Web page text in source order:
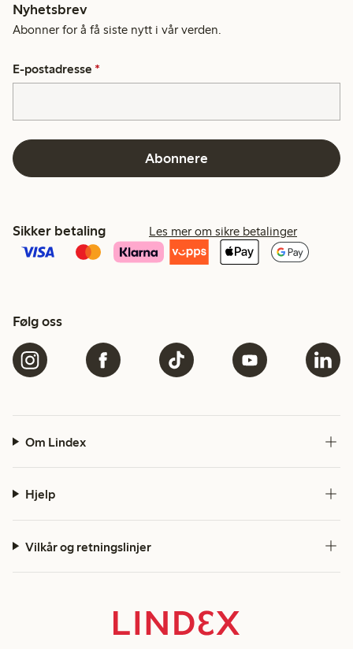
Nyhetsbrev
Abonner for å få siste nytt i vår verden.
E-postadresse *
Abonnere
Sikker betaling Les mer om sikre betalinger
Følg oss
Om Lindex
Hjelp
Vilkår og retningslinjer